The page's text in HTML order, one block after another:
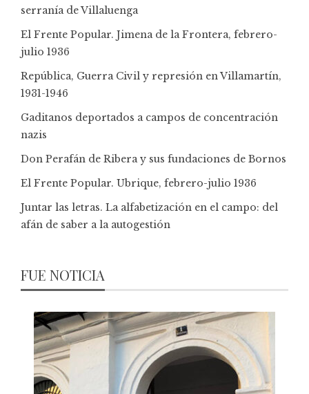
serranía de Villaluenga
El Frente Popular. Jimena de la Frontera, febrero-
julio 1936
República, Guerra Civil y represión en Villamartín,
1931-1946
Gaditanos deportados a campos de concentración
nazis
Don Perafán de Ribera y sus fundaciones de Bornos
El Frente Popular. Ubrique, febrero-julio 1936
Juntar las letras. La alfabetización en el campo: del
afán de saber a la autogestión
FUE NOTICIA